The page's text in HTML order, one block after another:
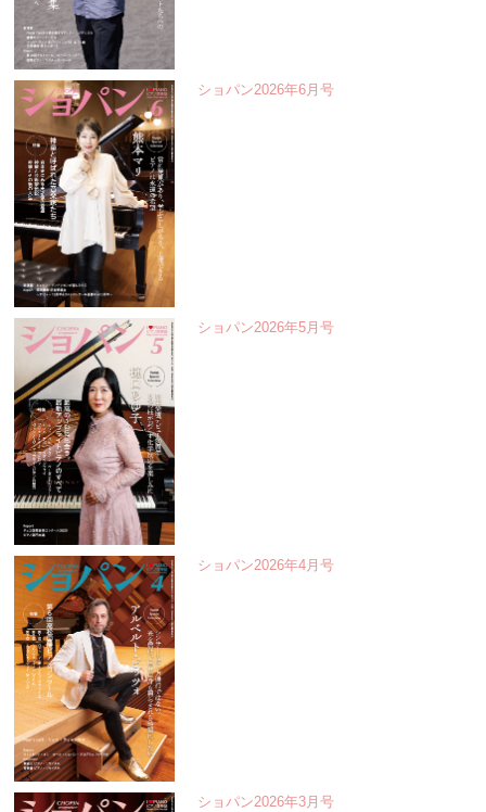
ショパン2026年6月号
ショパン2026年5月号
ショパン2026年4月号
ショパン2026年3月号